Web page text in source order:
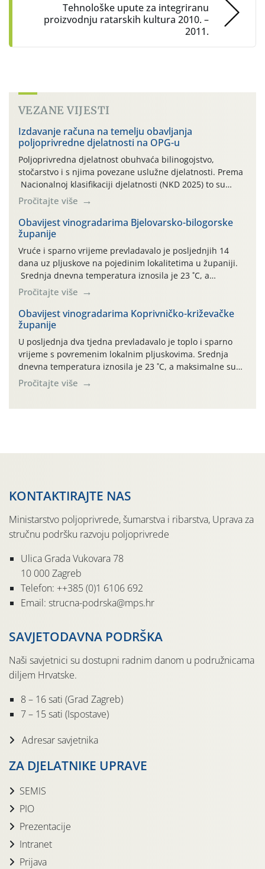
Tehnološke upute za integriranu
proizvodnju ratarskih kultura 2010. –
2011.
VEZANE VIJESTI
Izdavanje računa na temelju obavljanja
poljoprivredne djelatnosti na OPG-u
Poljoprivredna djelatnost obuhvaća bilinogojstvo,
stočarstvo i s njima povezane uslužne djelatnosti. Prema
Nacionalnoj klasifikaciji djelatnosti (NKD 2025) to su
skupne 01.1, 01.2, 01.3, 01.4, 01.5 i 01.6. Djelatnost
prerade poljoprivrednih proizvoda je svako djelovanje na
poljoprivredni proizvod čiji je rezultat proizvod koji
također može biti poljoprivredni proizvod poput npr.
maslinovog ulja, bučinog ulja, vino od […]
Pročitajte više
Obavijest vinogradarima Bjelovarsko-bilogorske
županije
Vruće i sparno vrijeme prevladavalo je posljednjih 14
dana uz pljuskove na pojedinim lokalitetima u županiji.
Srednja dnevna temperatura iznosila je 23 ˚C, a
maksimalne su posljednjih dana dosezale do 35 ˚C.
Simptome plamenjače vinove loze (Plasmoparas
viticola) vidljivi su na zapercima i vršnom mladom lišću.
Kako bi i dalje održali zdravu lisnu masu u zaštiti je
moguće […]
Pročitajte više
Obavijest vinogradarima Koprivničko-križevačke
županije
U posljednja dva tjedna prevladavalo je toplo i sparno
vrijeme s povremenim lokalnim pljuskovima. Srednja
dnevna temperatura iznosila je 23 ˚C, a maksimalne su
se posljednjih dana penjale do 35 ˚C. Prognostičari u
narednom razdoblju najavljuju drugi ovogodišnji
Pročitajte više
KONTAKTIRAJTE NAS
Ministarstvo poljoprivrede, šumarstva i ribarstva, Uprava za
stručnu podršku razvoju poljoprivrede
Ulica Grada Vukovara 78
10 000 Zagreb
Telefon: ++385 (0)1 6106 692
Email: strucna-podrska@mps.hr
SAVJETODAVNA PODRŠKA
Naši savjetnici su dostupni radnim danom u podružnicama
diljem Hrvatske.
8 – 16 sati (Grad Zagreb)
7 – 15 sati (Ispostave)
Adresar savjetnika
ZA DJELATNIKE UPRAVE
SEMIS
PIO
Prezentacije
Intranet
Prijava